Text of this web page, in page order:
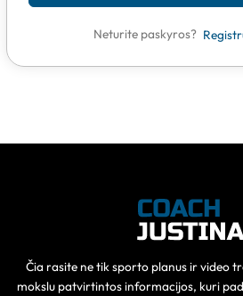
Neturite paskyros?
Čia rasite ne tik sporto planus ir video
mokslu patvirtintos informacijos, kuri